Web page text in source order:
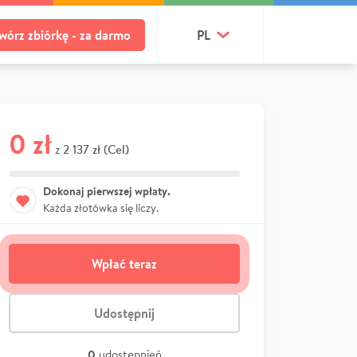
zbiórkę - za darmo PL
0 zł z 2 137 zł (Cel)
Dokonaj pierwszej wpłaty.
Każda złotówka się liczy.
Wpłać teraz
Udostępnij